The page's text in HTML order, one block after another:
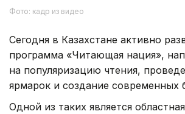
Фото: кадр из видео
Сегодня в Казахстане активно
программа «Читающая нация»,
на популяризацию чтения,
ярмарок и создание современных
Одной из таких является